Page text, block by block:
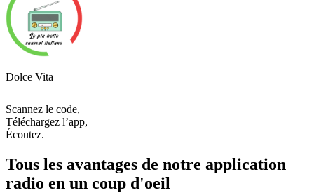
Dolce Vita
Scannez le code,
Téléchargez l’app,
Écoutez.
Tous les avantages de notre application
radio en un coup d'oeil